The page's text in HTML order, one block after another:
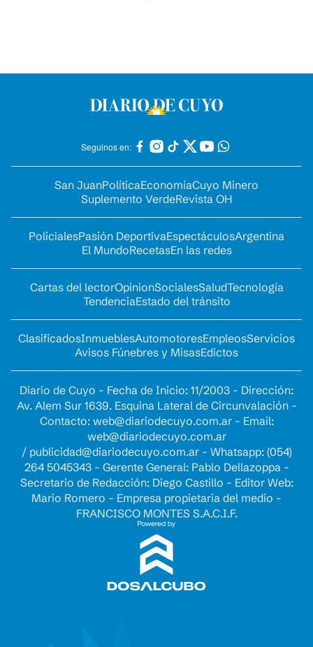
Seguinos en:
San JuanPolíticaEconomíaCuyo Minero
Suplemento VerdeRevista OH
PolicialesPasión DeportivaEspectáculosArgentina
El MundoRecetasEn las redes
Cartas del lectorOpinionSocialesSaludTecnología
TendenciaEstado del tránsito
ClasificadosInmueblesAutomotoresEmpleosServicios
Avisos Fúnebres y MisasEdictos
Diario de Cuyo - Fecha de Inicio: 11/2003 - Dirección:
Av. Alem Sur 1639. Esquina Lateral de Circunvalación -
Contacto: web@diariodecuyo.com.ar- Email:
web@diariodecuyo.com.ar
/ publicidad@diariodecuyo.com.ar- Whatsapp: (054)
264 5045343 - Gerente General: Pablo Dellazoppa -
Secretario de Redacción: Diego Castillo - Editor Web:
Mario Romero - Empresa propietaria del medio -
FRANCISCO MONTES S.A.C.I.F.